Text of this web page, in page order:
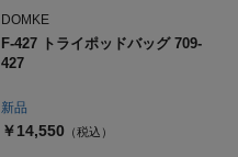
新品
DOMKE
F-427 トライポッドバッグ 709-
427
￥14,550 （税込）